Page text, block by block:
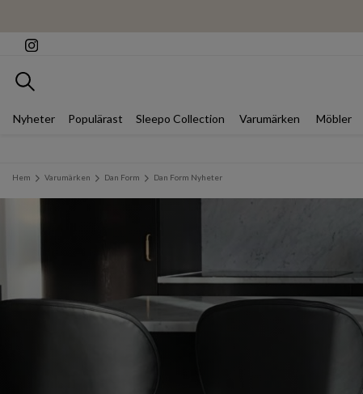
Sök
Nyheter Populärast Sleepo Collection Varumärken Möbler
Hem Varumärken Dan Form Dan Form Nyheter